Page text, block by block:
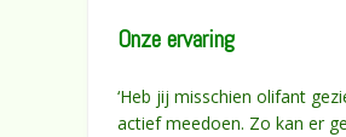
Onze ervaring
‘Heb jij misschien olifant
actief meedoen. Zo kan er